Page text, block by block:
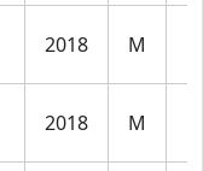
2018 M
2018 M